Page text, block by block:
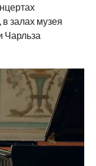
залах музея
Чарльза